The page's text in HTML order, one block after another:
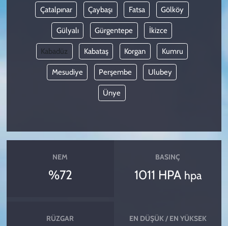
Çatalpınar Çaybaşı Fatsa Gölköy
Gülyalı Gürgentepe İkizce
Kabadüz Kabataş Korgan Kumru
Mesudiye Perşembe Ulubey
Ünye
NEM
%72
BASINÇ
1011 HPA hpa
RÜZGAR EN DÜŞÜK / EN YÜKSEK